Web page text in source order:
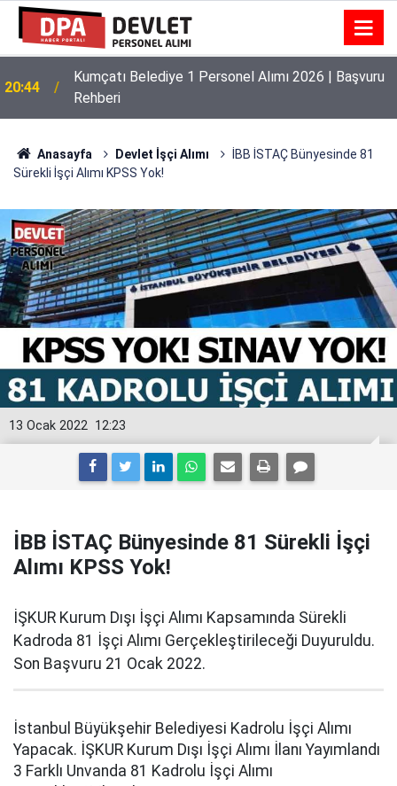
20:44
Kumçatı Belediye 1 Personel Alımı 2026 | Başvuru
Rehberi
Anasayfa Devlet İşçi Alımı
İBB İSTAÇ Bünyesinde 81
Sürekli İşçi Alımı KPSS Yok!
12:23
13 Ocak 2022
İBB İSTAÇ Bünyesinde 81 Sürekli İşçi
Alımı KPSS Yok!
İŞKUR Kurum Dışı İşçi Alımı Kapsamında Sürekli
Kadroda 81 İşçi Alımı Gerçekleştirileceği Duyuruldu.
Son Başvuru 21 Ocak 2022.
İstanbul Büyükşehir Belediyesi Kadrolu İşçi Alımı
Yapacak. İŞKUR Kurum Dışı İşçi Alımı İlanı Yayımlandı
3 Farklı Unvanda 81 Kadrolu İşçi Alımı